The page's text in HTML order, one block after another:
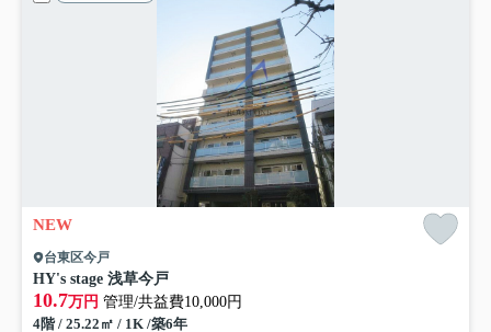
NEW
台東区今戸
HY's stage 浅草今戸
10.7万円 管理/共益費10,000円
4階 / 25.22㎡ / 1K /築6年